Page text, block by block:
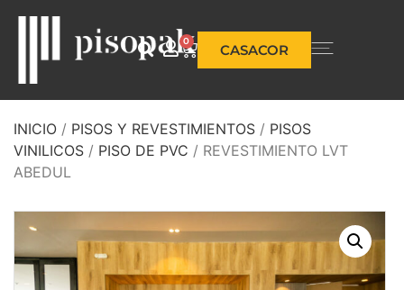
0
CASACOR
INICIO / PISOS Y REVESTIMIENTOS / PISOS
VINILICOS / PISO DE PVC / REVESTIMIENTO LVT
ABEDUL